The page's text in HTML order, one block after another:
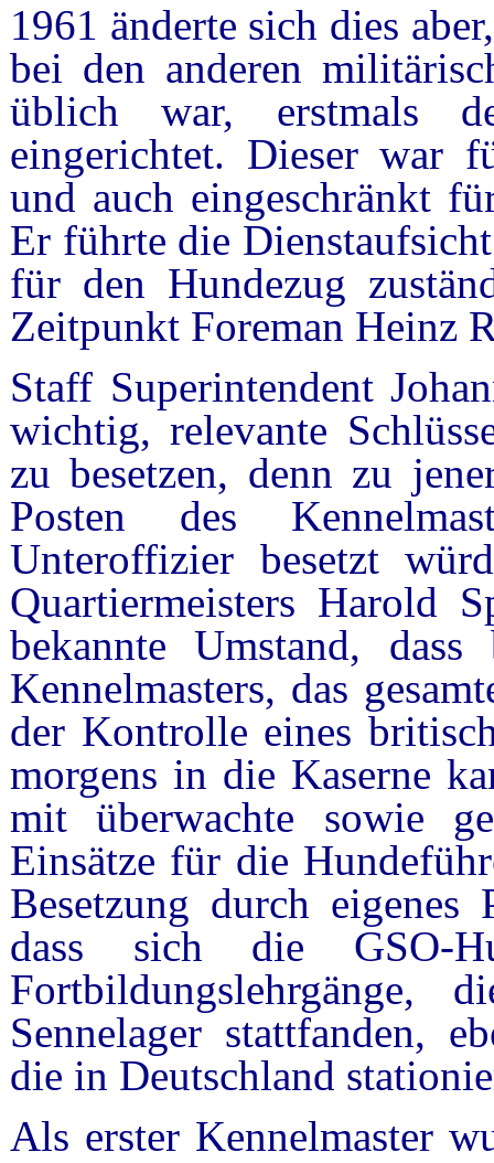
1961 änderte sich dies
bei den anderen
üblich war, erstmals
eingerichtet. Dieser war
und auch eingeschränkt
Er führte die
für den Hundezug
Zeitpunkt Foreman Heinz
Staff Superintendent
wichtig, relevante
zu besetzen, denn zu
Posten des
Unteroffizier besetzt
Quartiermeisters Harold
bekannte Umstand,
Kennelmasters, das
der Kontrolle eines
morgens in die Kaserne
mit überwachte sowie
Einsätze für die
Besetzung durch eigenes
dass sich die GSO-
Fortbildungslehrgänge,
Sennelager stattfanden,
die in Deutschland
Als erster Kennelmaster